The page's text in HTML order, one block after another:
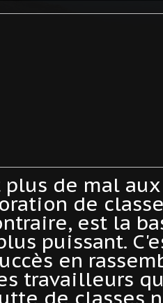
plus de mal
de
est la
puissant.
en
travailleurs
de classes